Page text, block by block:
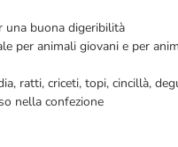
una buona digeribilità
per animali giovani e per
ratti, criceti, topi, cincillà,
nella confezione